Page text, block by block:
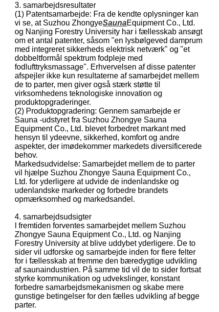
3. samarbejdsresultater
(1) Patentsamarbejde: Fra de kendte oplysninger kan
vi se, at Suzhou ZhongyeSaunaEquipment Co., Ltd.
og Nanjing Forestry University har i fællesskab ansøgt
om et antal patenter, såsom "en lysbølgeved damprum
med integreret sikkerheds elektrisk netværk" og "et
dobbeltformål spektrum fodpleje med
fodlufttryksmassage". Erhvervelsen af ​​disse patenter
afspejler ikke kun resultaterne af samarbejdet mellem
de to parter, men giver også stærk støtte til
virksomhedens teknologiske innovation og
produktopgraderinger.
(2) Produktopgradering: Gennem samarbejde er
Sauna -udstyret fra Suzhou Zhongye Sauna
Equipment Co., Ltd. blevet forbedret markant med
hensyn til ydeevne, sikkerhed, komfort og andre
aspekter, der imødekommer markedets diversificerede
behov.
Markedsudvidelse: Samarbejdet mellem de to parter
vil hjælpe Suzhou Zhongye Sauna Equipment Co.,
Ltd. for yderligere at udvide de indenlandske og
udenlandske markeder og forbedre brandets
opmærksomhed og markedsandel.
4. samarbejdsudsigter
I fremtiden forventes samarbejdet mellem Suzhou
Zhongye Sauna Equipment Co., Ltd. og Nanjing
Forestry University at blive uddybet yderligere. De to
sider vil udforske og samarbejde inden for flere felter
for i fællesskab at fremme den bæredygtige udvikling
af saunaindustrien. På samme tid vil de to sider fortsat
styrke kommunikation og udvekslinger, konstant
forbedre samarbejdsmekanismen og skabe mere
gunstige betingelser for den fælles udvikling af begge
parter.